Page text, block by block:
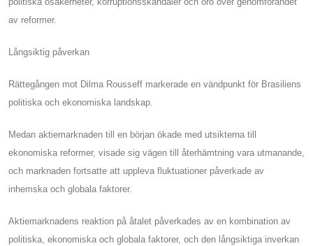
av reformer.
Långsiktig påverkan
Rättegången mot Dilma Rousseff markerade en vändpunkt för Brasiliens
politiska och ekonomiska landskap.
Medan aktiemarknaden till en början ökade med utsikterna till
ekonomiska reformer, visade sig vägen till återhämtning vara utmanande,
och marknaden fortsatte att uppleva fluktuationer påverkade av
inhemska och globala faktorer.
Aktiemarknadens reaktion på åtalet påverkades av en kombination av
politiska, ekonomiska och globala faktorer, och den långsiktiga inverkan